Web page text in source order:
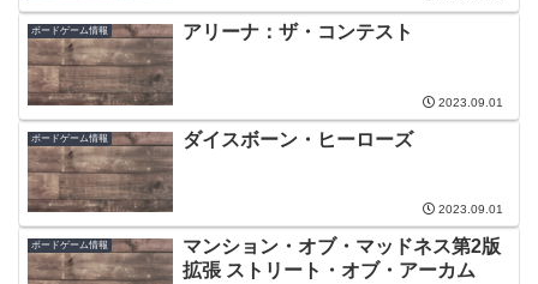
ボードゲーム情報 アリーナ：ザ・コンテスト
2023.09.01
ボードゲーム情報 ダイスボーン・ヒーローズ
2023.09.01
ボードゲーム情報
マンション・オブ・マッドネス第2版
拡張 ストリート・オブ・アーカム